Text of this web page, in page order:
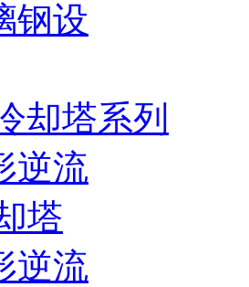
钢设
却塔系列
逆流
塔
逆流